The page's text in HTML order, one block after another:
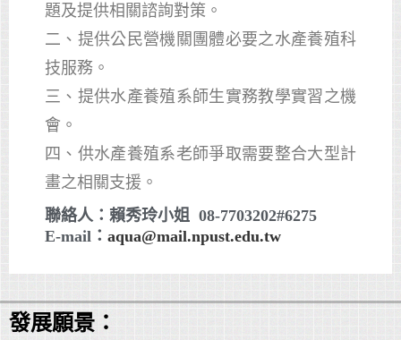
題及提供相關諮詢對策。
二、提供公民營機關團體必要之水產養殖科
技服務。
三、提供水產養殖系師生實務教學實習之機
會。
四、供水產養殖系老師爭取需要整合大型計
畫之相關支援。
聯絡人：賴秀玲小姐 08-7703202#6275
E-mail： aqua@mail.npust.edu.tw
發展願景：